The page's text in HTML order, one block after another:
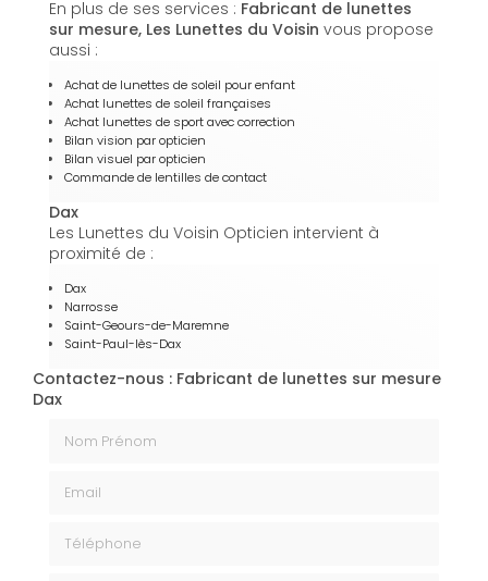
En plus de ses services : Fabricant de lunettes
sur mesure, Les Lunettes du Voisin vous propose
aussi :
Achat de lunettes de soleil pour enfant
Achat lunettes de soleil françaises
Achat lunettes de sport avec correction
Bilan vision par opticien
Bilan visuel par opticien
Commande de lentilles de contact
Dax
Les Lunettes du Voisin Opticien intervient à
proximité de :
Dax
Narrosse
Saint-Geours-de-Maremne
Saint-Paul-lès-Dax
Contactez-nous : Fabricant de lunettes sur mesure
Dax